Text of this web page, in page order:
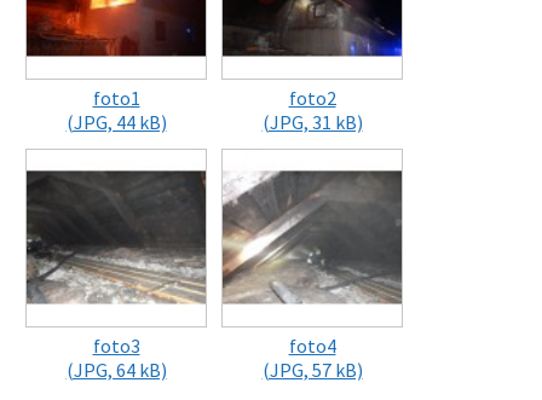
foto1
(JPG, 44 kB)
foto2
(JPG, 31 kB)
foto3
(JPG, 64 kB)
foto4
(JPG, 57 kB)